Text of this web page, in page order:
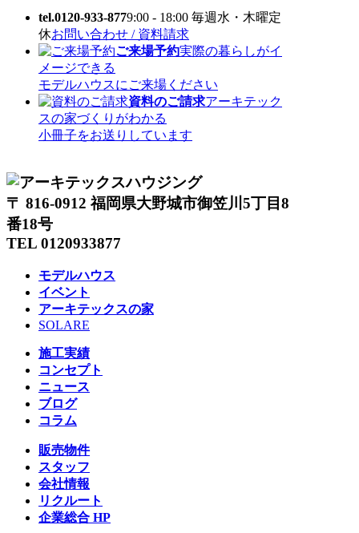
tel.0120-933-8779:00 - 18:00 毎週水・木曜定
休お問い合わせ / 資料請求
ご来場予約実際の暮らしがイ
メージできる
モデルハウスにご来場ください
資料のご請求アーキテック
スの家づくりがわかる
小冊子をお送りしています
〒 816-0912 福岡県大野城市御笠川5丁目8
番18号
TEL 0120933877
モデルハウス
イベント
アーキテックスの家
SOLARE
施工実績
コンセプト
ニュース
ブログ
コラム
販売物件
スタッフ
会社情報
リクルート
企業総合 HP